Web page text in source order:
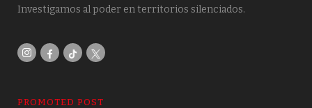
Investigamos al poder en territorios silenciados.
PROMOTED POST